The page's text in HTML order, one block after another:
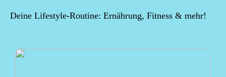
Deine Lifestyle-Routine: Ernährung, Fitness & mehr!